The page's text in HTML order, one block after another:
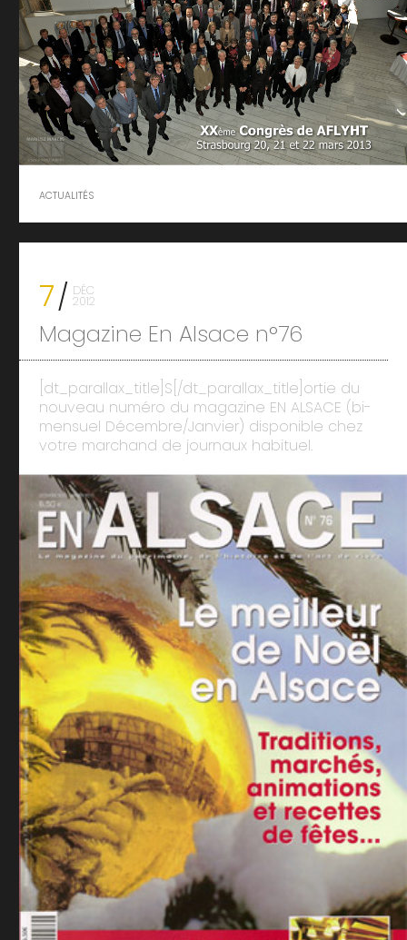
ACTUALITÉS
7 DÉC
2012
Magazine En Alsace n°76
[dt_parallax_title]S[/dt_parallax_title]ortie du
nouveau numéro du magazine EN ALSACE (bi-
mensuel Décembre/Janvier) disponible chez
votre marchand de journaux habituel.